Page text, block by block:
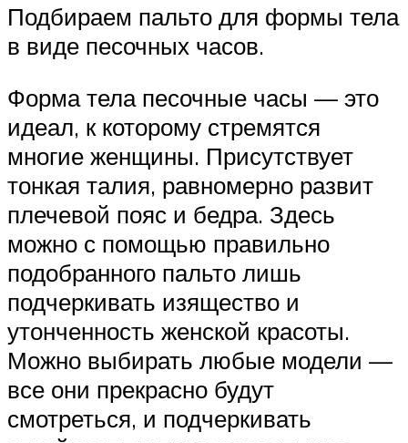
Подбираем пальто для формы тела
в виде песочных часов.
Форма тела песочные часы — это
идеал, к которому стремятся
многие женщины. Присутствует
тонкая талия, равномерно развит
плечевой пояс и бедра. Здесь
можно с помощью правильно
подобранного пальто лишь
подчеркивать изящество и
утонченность женской красоты.
Можно выбирать любые модели —
все они прекрасно будут
смотреться, и подчеркивать